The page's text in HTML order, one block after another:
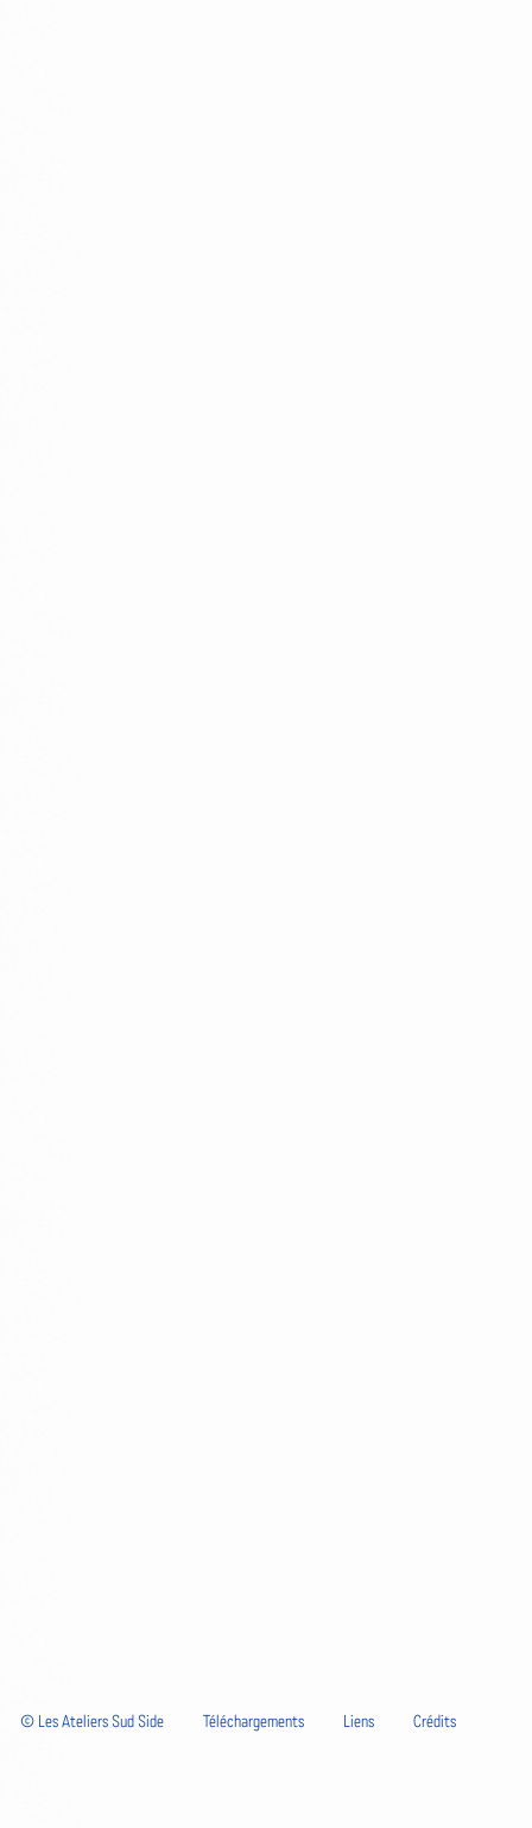
© Les Ateliers Sud Side Téléchargements Liens Crédits